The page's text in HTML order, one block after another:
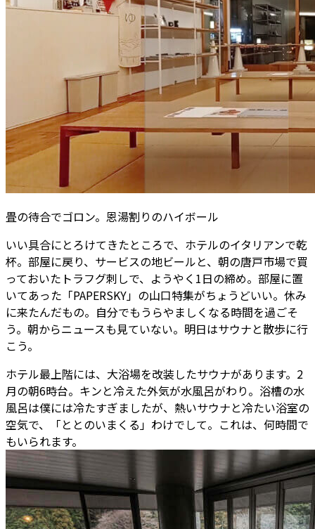
畳の待合でゴロン。恩湯割りのハイボール
いい具合にとろけてきたところで、ホテルのイタリアンで乾
杯。部屋に戻り、サービスの地ビールと、朝の唐戸市場で買
っておいたトラフグ刺しで、ようやく1日の締め。部屋に置
いてあった「PAPERSKY」の山口特集がちょうどいい。休み
に来たんだもの。自分でもうらやましくなる時間を過ごそ
う。朝からニュースも見ていない。明日はサウナと散歩に行
こう。
ホテル最上階には、大浴場を改装したサウナがあります。2
月の朝6時台。キンと冷えた外気が水風呂がわり。浴槽の水
風呂は僕には冷たすぎましたが、熱いサウナと冷たい浴室の
空気で、「ととのいまくる」わけでして。これは、何時間で
もいられます。